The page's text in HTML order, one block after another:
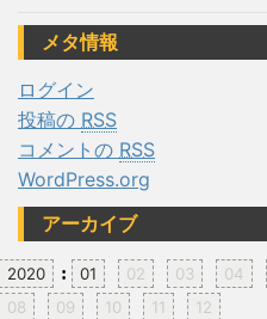
メタ情報
ログイン
投稿の RSS
コメントの RSS
WordPress.org
アーカイブ
2020 : 01 02 03 04
08
09 10 11
12